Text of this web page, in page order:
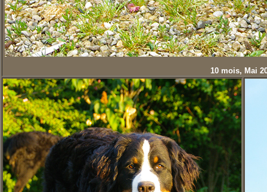
10 mois, Mai